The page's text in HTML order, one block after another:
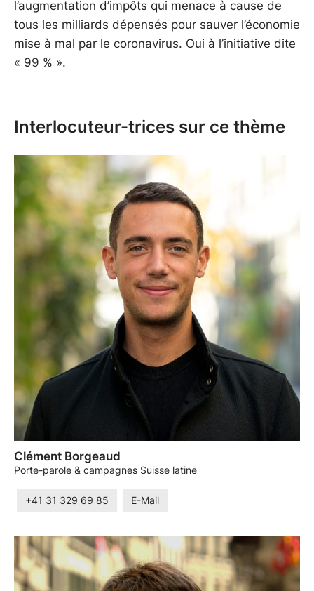
l’augmentation d’impôts qui menace à cause de
tous les milliards dépensés pour sauver l’économie
mise à mal par le coronavirus. Oui à l’initiative dite
« 99 % ».
Interlocuteur-trices sur ce thème
Clément Borgeaud
Porte-parole & campagnes Suisse latine
+41 31 329 69 85 E-Mail